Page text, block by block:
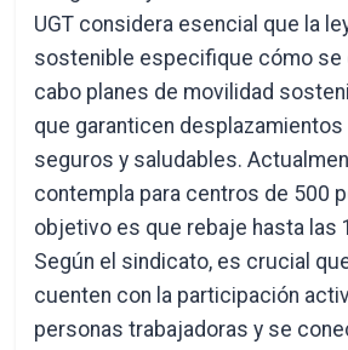
UGT considera esencial que la
sostenible especifique cómo se
cabo planes de movilidad
que garanticen
seguros y saludables.
contempla para centros de 500
objetivo es que rebaje hasta las
Según el sindicato, es crucial
cuenten con la participación
personas trabajadoras y se